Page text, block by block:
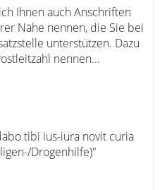
Ihnen auch Anschriften
Nähe nennen, die Sie bei
unterstützen. Dazu
nennen...
tibi ius-iura novit curia
Drogenhilfe)"